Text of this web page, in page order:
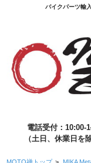
バイクパーツ輸
電話受付：10:00-
（土日、休業日を